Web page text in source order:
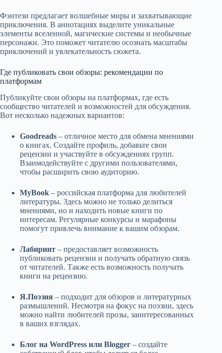
Фэнтези предлагает волшебные миры и захватывающие
приключения. В аннотациях выделите уникальные
элементы вселенной, магические системы и необычные
персонажи. Это поможет читателю осознать масштабы
приключений и увлекательность сюжета.
Где публиковать свои обзоры: рекомендации по
платформам
Публикуйте свои обзоры на платформах, где есть
сообщество читателей и возможностей для обсуждения.
Вот несколько надежных вариантов:
Goodreads – отличное место для обмена мнениями
о книгах. Создайте профиль, добавьте свои
рецензии и участвуйте в обсуждениях групп.
Взаимодействуйте с другими пользователями,
чтобы расширить свою аудиторию.
MyBook – российская платформа для любителей
литературы. Здесь можно не только делиться
мнениями, но и находить новые книги по
интересам. Регулярные конкурсы и марафоны
помогут привлечь внимание к вашим обзорам.
Лабиринт – предоставляет возможность
публиковать рецензии и получать обратную связь
от читателей. Также есть возможность получать
книги на рецензию.
Я.Поэзия – подходит для обзоров и литературных
размышлений. Несмотря на фокус на поэзии, здесь
можно найти любителей прозы, заинтересованных
в ваших взглядах.
Блог на WordPress или Blogger – создайте